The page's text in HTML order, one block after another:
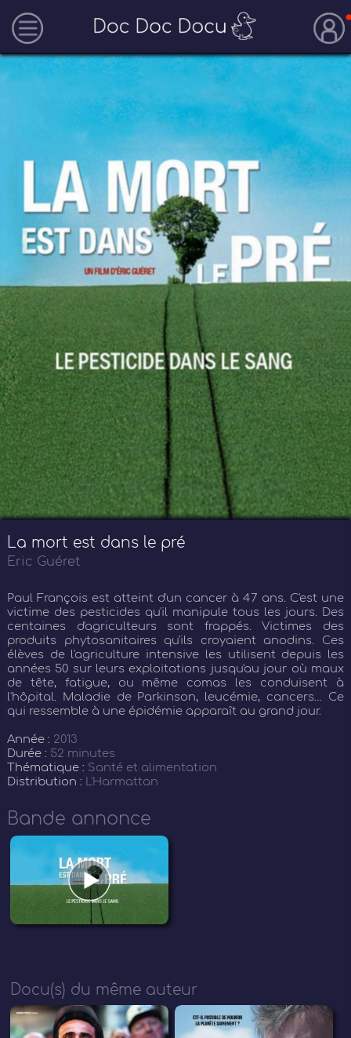
La mort est dans le pré
Eric Guéret
Paul François est atteint d'un cancer à 47 ans. C'est une
victime des pesticides qu'il manipule tous les jours. Des
centaines d'agriculteurs sont frappés. Victimes des
produits phytosanitaires qu'ils croyaient anodins. Ces
élèves de l'agriculture intensive les utilisent depuis les
années 50 sur leurs exploitations jusqu'au jour où maux
de tête, fatigue, ou même comas les conduisent à
l'hôpital. Maladie de Parkinson, leucémie, cancers… Ce
qui ressemble à une épidémie apparaît au grand jour.
Année : 2013
Durée : 52 minutes
Thématique : Santé et alimentation
Distribution : L'Harmattan
Bande annonce
Docu(s) du même auteur